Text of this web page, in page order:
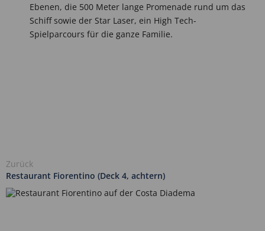
Ebenen, die 500 Meter lange Promenade rund um das
Schiff sowie der Star Laser, ein High Tech-
Spielparcours für die ganze Familie.
Zurück
Restaurant Fiorentino (Deck 4, achtern)